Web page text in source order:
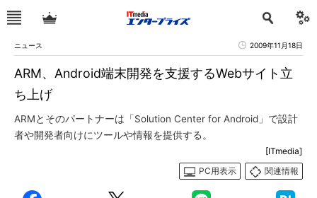
ニュース 2009年11月18日
ARM、Android端末開発を支援するWebサイト立
ち上げ
ARMとそのパートナーは「Solution Center for Android」で設計
者や開発者向けにツールや情報を提供する。
[ITmedia]
PC用表示
関連情報